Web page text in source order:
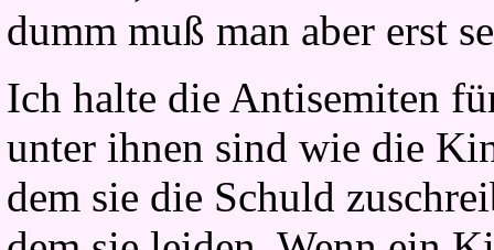
dumm muß man aber erst
Ich halte die Antisemiten
unter ihnen sind wie die
dem sie die Schuld